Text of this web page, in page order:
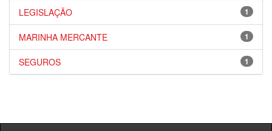
1
LEGISLAÇÃO
1
MARINHA MERCANTE
1
SEGUROS